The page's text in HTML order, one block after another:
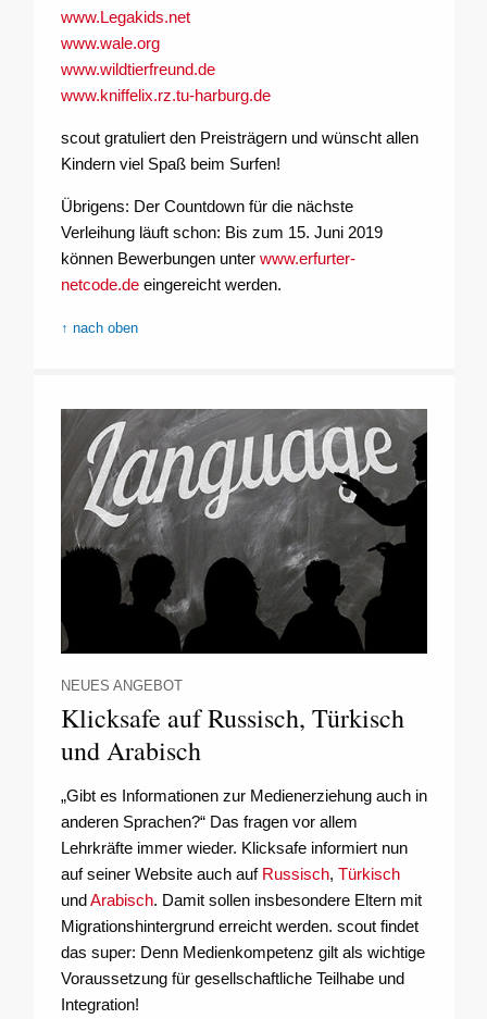
www.Legakids.net
www.wale.org
www.wildtierfreund.de
www.kniffelix.rz.tu-harburg.de
scout gratuliert den Preisträgern und wünscht allen
Kindern viel Spaß beim Surfen!
Übrigens: Der Countdown für die nächste
Verleihung läuft schon: Bis zum 15. Juni 2019
können Bewerbungen unter www.erfurter-
netcode.deeingereicht werden.
↑ nach oben
NEUES ANGEBOT
Klicksafe auf Russisch, Türkisch
und Arabisch
„Gibt es Informationen zur Medienerziehung auch in
anderen Sprachen?“ Das fragen vor allem
Lehrkräfte immer wieder. Klicksafe informiert nun
auf seiner Website auch auf Russisch, Türkisch
undArabisch. Damit sollen insbesondere Eltern mit
Migrationshintergrund erreicht werden. scout findet
das super: Denn Medienkompetenz gilt als wichtige
Voraussetzung für gesellschaftliche Teilhabe und
Integration!